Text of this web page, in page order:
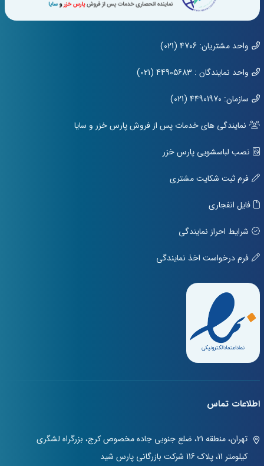
واحد مشتریان: 4706 (021)
واحد نمایندگان : 44905683 (021)
سازمان: 44901970 (021)
نمایندگی های خدمات پس از فروش پارس خزر و سایا
نصب لباسشویی پارس خزر
فرم ثبت شکایت مشتری
فایل انفجاری
شرایط احراز نمایندگی
فرم درخواست اخذ نمایندگی
اطلاعات تماس
تهران، منطقه 21، ضلع جنوبی جاده مخصوص کرج، بزرگراه لشگری
کیلومتر 11، پلاک 116 شرکت بازرگانی پارس شید